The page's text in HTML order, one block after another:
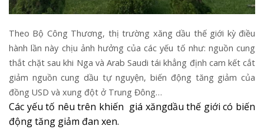
Theo Bộ Công Thương, thị trường xăng dầu thế giới kỳ điều
hành lần này chịu ảnh hưởng của các yếu tố như: nguồn cung
thắt chặt sau khi Nga và Arab Saudi tái khẳng định cam kết cắt
giảm nguồn cung dầu tự nguyện, biến động tăng giảm của
đồng USD và xung đột ở Trung Đông…
Các yếu tố nêu trên khiến giá xăngdầu thế giới có biến
động tăng giảm đan xen.